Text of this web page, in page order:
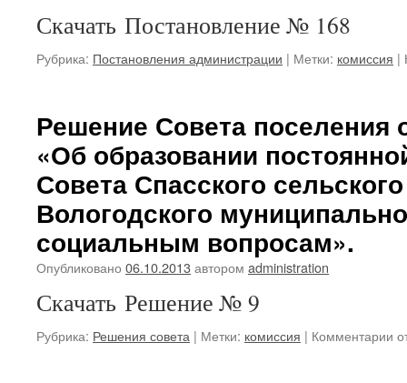
Скачать Постановление № 168
Рубрика: Постановления администрации | Метки: комиссия |
Решение Совета поселения
«Об образовании
Совета Спасского
Вологодского
социальным вопросам».
Опубликовано 06.10.2013автором administration
Скачать Решение № 9
Рубрика: Решения совета | Метки: комиссия | Комментарии к